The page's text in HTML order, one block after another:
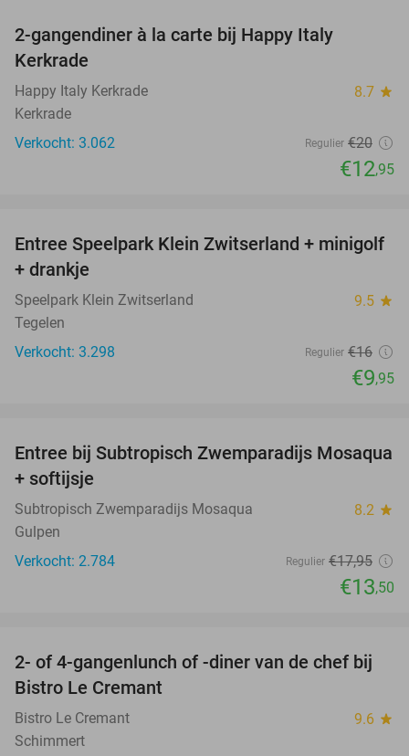
2-gangendiner à la carte bij Happy Italy
Kerkrade
Happy Italy Kerkrade 8.7 star
Kerkrade
Verkocht: 3.062
Regulier €20
€12,95
38%
Entree Speelpark Klein Zwitserland + minigolf
+ drankje
Speelpark Klein Zwitserland 9.5 star
Tegelen
Verkocht: 3.298
Regulier €16
€9,95
25%
Entree bij Subtropisch Zwemparadijs Mosaqua
+ softijsje
Subtropisch Zwemparadijs Mosaqua 8.2 star
Gulpen
Verkocht: 2.784
Regulier €17,95
€13,50
38%
2- of 4-gangenlunch of -diner van de chef bij
Bistro Le Cremant
Bistro Le Cremant 9.6 star
Schimmert